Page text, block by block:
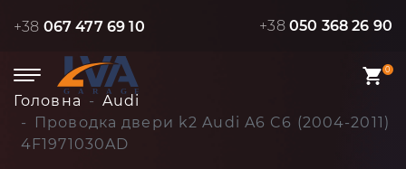
+38 067 477 69 10 +38 050 368 26 90
0
Головна
Audi
Проводка двери k2 Audi A6 C6 (2004-2011)
4F1971030AD